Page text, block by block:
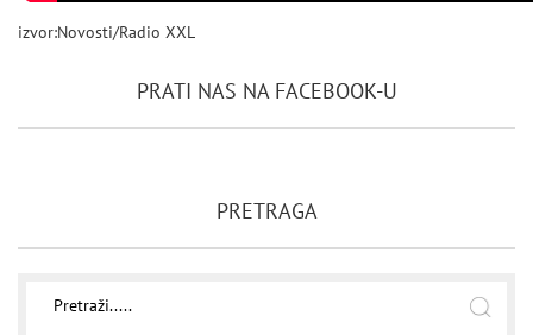
izvor:Novosti/Radio XXL
PRATI NAS NA FACEBOOK-U
PRETRAGA